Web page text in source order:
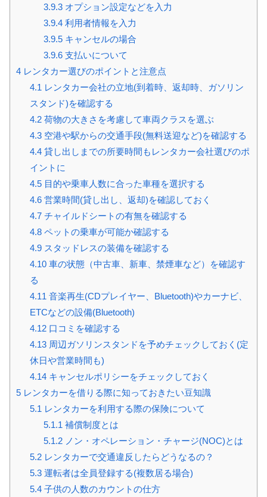
3.9.3オプション設定などを入力
3.9.4利用者情報を入力
3.9.5キャンセルの場合
3.9.6支払いについて
4 レンタカー選びのポイントと注意点
4.1 レンタカー会社の立地(到着時、返却時、ガソリン
スタンド)を確認する
4.2荷物の大きさを考慮して車両クラスを選ぶ
4.3空港や駅からの交通手段(無料送迎など)を確認する
4.4貸し出しまでの所要時間もレンタカー会社選びのポ
イントに
4.5目的や乗車人数に合った車種を選択する
4.6営業時間(貸し出し、返却)を確認しておく
4.7チャイルドシートの有無を確認する
4.8ペットの乗車が可能か確認する
4.9スタッドレスの装備を確認する
4.10車の状態（中古車、新車、禁煙車など）を確認す
る
4.11 音楽再生(CDプレイヤー、Bluetooth)やカーナビ、
ETCなどの設備(Bluetooth)
4.12口コミを確認する
4.13周辺ガソリンスタンドを予めチェックしておく(定
休日や営業時間も)
4.14キャンセルポリシーをチェックしておく
5 レンタカーを借りる際に知っておきたい豆知識
5.1 レンタカーを利用する際の保険について
5.1.1 補償制度とは
5.1.2ノン・オペレーション・チャージ(NOC)とは
5.2レンタカーで交通違反したらどうなるの？
5.3運転者は全員登録する(複数居る場合)
5.4子供の人数のカウントの仕方